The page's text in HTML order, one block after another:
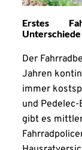
Erstes
Der
Jahren
immer
und
gibt es